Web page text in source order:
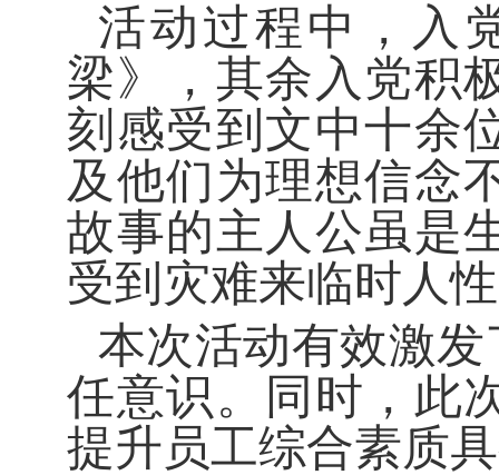
活动过程中，
入
梁》，其余入党积
刻感受到文中十余
及他们为理想信念
故事的主人公虽是
受到灾难来临时人
本次活动有效激
任意识。同时，此
提升员工综合素质